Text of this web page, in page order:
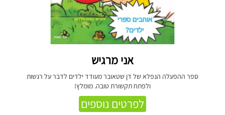
אני מרגיש
ספר ההפעלה הנפלא של דן שטאובר מעודד ילדים לדבר על רגשות
ולפתח תקשורת טובה. מומלץ!
לפרטים נוספים